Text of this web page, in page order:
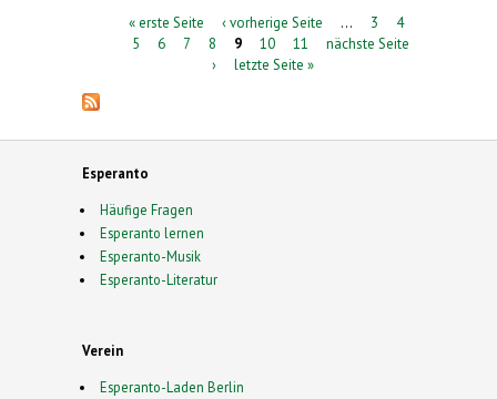
Seiten« erste Seite ‹ vorherige Seite … 3
4
5
6 7 8 9 10 11
nächste Seite
›
letzte Seite »
Esperanto
Häufige Fragen
Esperanto lernen
Esperanto-Musik
Esperanto-Literatur
Verein
Esperanto-Laden Berlin